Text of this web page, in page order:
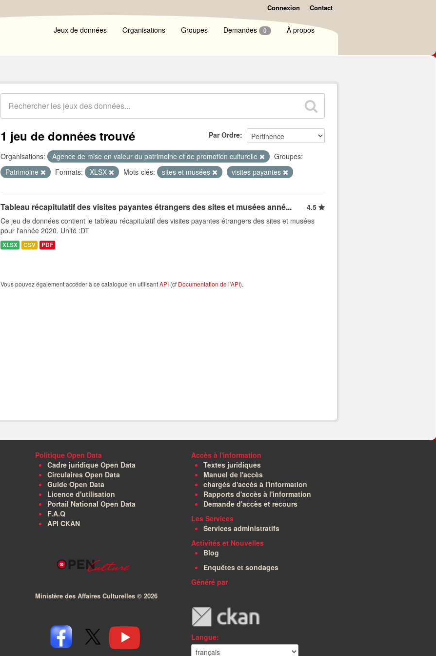
Connexion Contact
Jeux de données Organisations Groupes Demandes 0 À propos
Par Ordre
1 jeu de données trouvé
Organisations: Agence de mise en valeur du patrimoine et de promotion culturelle
Groupes:
Patrimoine
Formats: XLSX Mots-clés: sites et musées visites payantes
Tableau récapitulatif des visites payantes étrangers des sites et musées anné...
4.5
Ce jeu de données contient le tableau récapitulatif des visites payantes étrangers des sites et musées
pour l'année 2020. Unité :DT
XLSX CSV PDF
Vous pouvez également accéder à ce catalogue en utilisantAPI (cf Documentation de l'API).
Politique Open Data
Cadre juridique Open Data
Circulaires Open Data
Guide Open Data
Licence d'utilisation
Portail National Open Data
F.A.Q
API CKAN
Ministère des Affaires Culturelles © 2026
Accès à l'information
Textes juridiques
Manuel de l'accès
chargés d'accès à l'information
Rapports d'accès à l'information
Demande d'accès et recours
Les Services
Services administratifs
Activités et Nouvelles
Blog
Enquêtes et sondages
Généré par
Langue